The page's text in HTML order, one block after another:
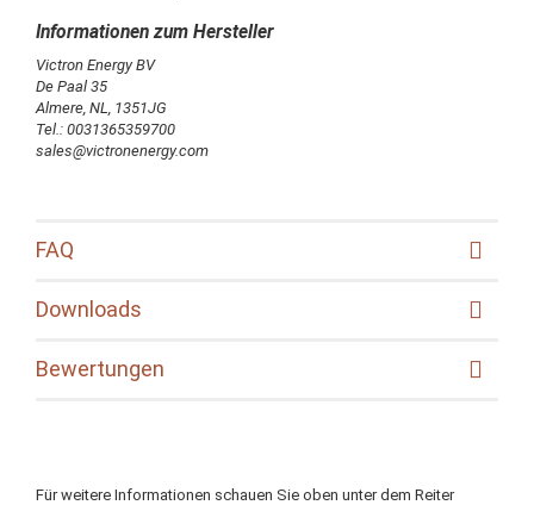
Victron Energy BV
De Paal 35
Almere, NL, 1351JG
Tel.: 0031365359700
sales@victronenergy.com
FAQ
Downloads
Bewertungen
Für weitere Informationen schauen Sie oben unter dem Reiter